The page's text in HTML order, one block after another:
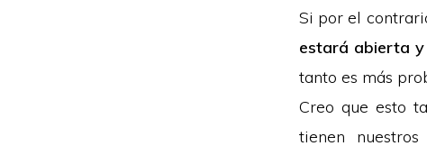
Si por el
estará abierta y
tanto es más
Creo que esto
tienen